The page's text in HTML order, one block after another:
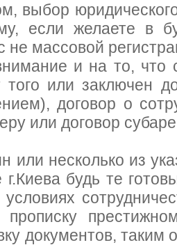
если желаете в
не массовой
и на то, что
того или заключен
договор о
или договор
несколько из
будь те
документов,